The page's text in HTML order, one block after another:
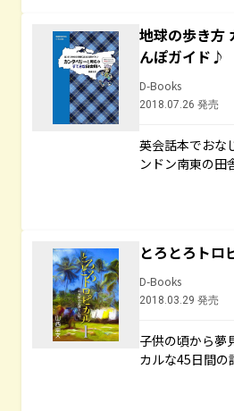
地球の歩き方
んぽガイド♪
D-Books
2018.07.26 発売
英会話本でおな
ンドン南東の田
とろとろト
D-Books
2018.03.29 発売
子供の頃から夢
カルな45日間の